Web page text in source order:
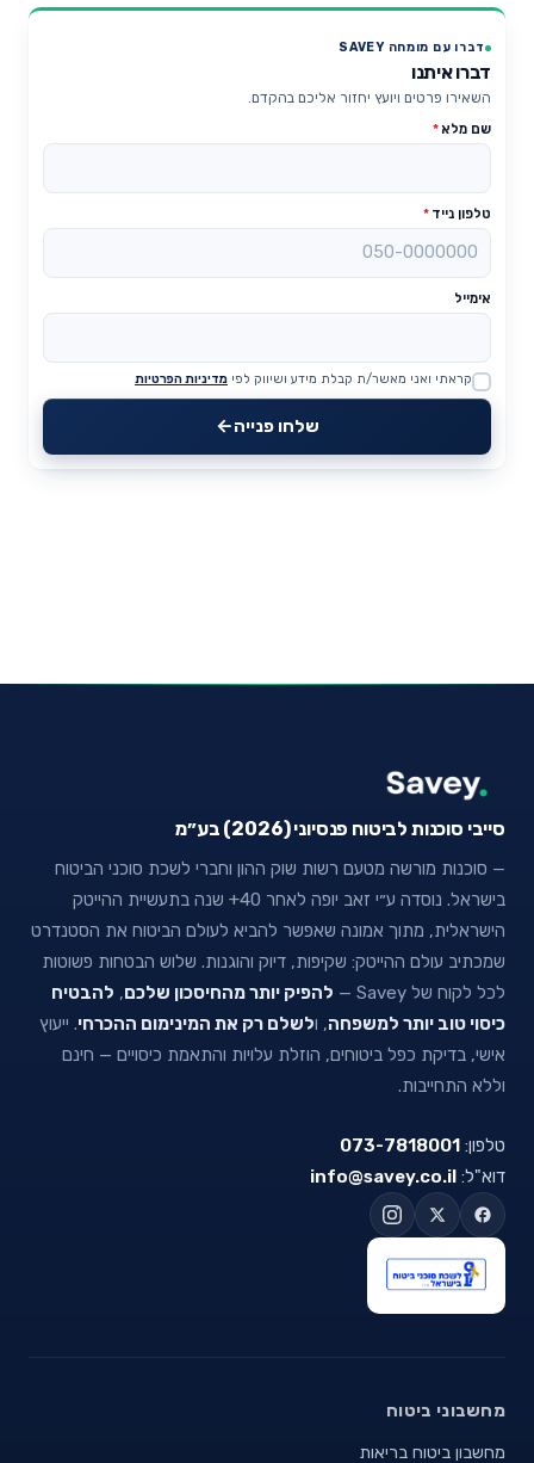
דברו עם מומחה SAVEY
דברו איתנו
השאירו פרטים ויועץ יחזור אליכם בהקדם.
שם מלא*
טלפון נייד *
אימייל
Website
קראתי ואני מאשר/ת קבלת מידע ושיווק לפי מדיניות הפרטיות
שלחו פנייה
סייבי סוכנות לביטוח פנסיוני (2026) בע״מ
— סוכנות מורשה מטעם רשות שוק ההון וחברי לשכת סוכני הביטוח
בישראל. נוסדה ע״י זאב יופה לאחר 40+ שנה בתעשיית ההייטק
הישראלית, מתוך אמונה שאפשר להביא לעולם הביטוח את הסטנדרט
שמכתיב עולם ההייטק: שקיפות, דיוק והוגנות. שלוש הבטחות פשוטות
לכל לקוח של Savey —
להפיק יותר מהחיסכון שלכם, להבטיח
כיסוי טוב יותר למשפחה, ולשלם רק את המינימום ההכרחי. ייעוץ
אישי, בדיקת כפל ביטוחים, הוזלת עלויות והתאמת כיסויים — חינם
וללא התחייבות.
טלפון: 073-7818001
דוא"ל: info@savey.co.il
מחשבוני ביטוח
מחשבון ביטוח בריאות